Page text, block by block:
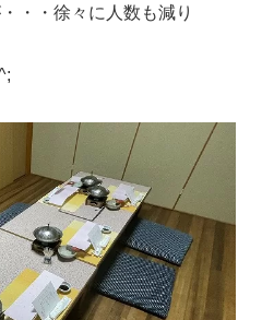
・・徐々に人数も減り